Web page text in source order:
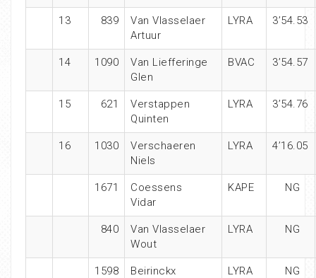
13 839
Van Vlasselaer
Artuur
LYRA 3’54.53
14 1090
Van Liefferinge
Glen
BVAC 3’54.57
15 621
Verstappen
Quinten
LYRA 3’54.76
16 1030
Verschaeren
Niels
LYRA 4’16.05
1671
Coessens
Vidar
KAPE NG
840
Van Vlasselaer
Wout
LYRA NG
1598
Beirinckx
LYRA NG